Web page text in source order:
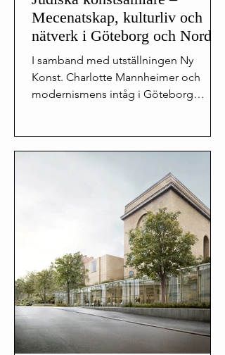
Mecenatskap, kulturliv och
nätverk i Göteborg och Norden
- 25 september kl. 13.00 -
16.30
I samband med utställningen Ny
Konst. Charlotte Mannheimer och
modernismens intåg i Göteborg